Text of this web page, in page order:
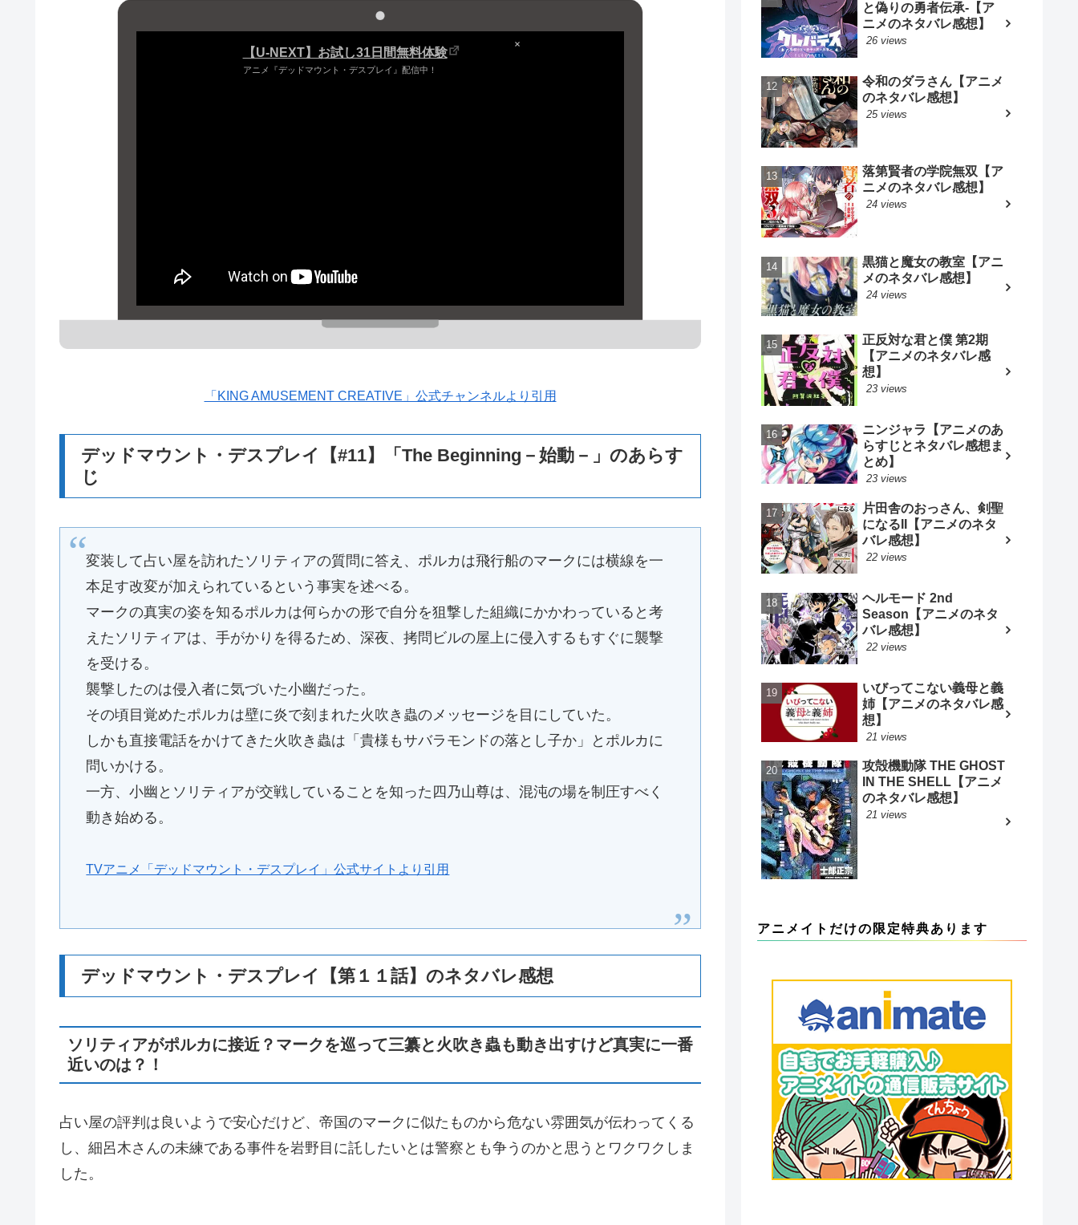
【U-NEXT】お試し31日間無料体験
アニメ『デッドマウント・デスプレイ』配信中！
「KING AMUSEMENT CREATIVE」公式チャンネルより引用
デッドマウント・デスプレイ【#11】「The Beginning－始動－」のあらす
じ
変装して占い屋を訪れたソリティアの質問に答え、ポルカは飛行船のマークには横線を一
本足す改変が加えられているという事実を述べる。
マークの真実の姿を知るポルカは何らかの形で自分を狙撃した組織にかかわっていると考
えたソリティアは、手がかりを得るため、深夜、拷問ビルの屋上に侵入するもすぐに襲撃
を受ける。
襲撃したのは侵入者に気づいた小幽だった。
その頃目覚めたポルカは壁に炎で刻まれた火吹き蟲のメッセージを目にしていた。
しかも直接電話をかけてきた火吹き蟲は「貴様もサバラモンドの落とし子か」とポルカに
問いかける。
一方、小幽とソリティアが交戦していることを知った四乃山尊は、混沌の場を制圧すべく
動き始める。
TVアニメ「デッドマウント・デスプレイ」公式サイトより引用
デッドマウント・デスプレイ【第１１話】のネタバレ感想
ソリティアがポルカに接近？マークを巡って三纂と火吹き蟲も動き出すけど真実に一番
近いのは？！
占い屋の評判は良いようで安心だけど、帝国のマークに似たものから危ない雰囲気が伝わってくる
し、細呂木さんの未練である事件を岩野目に託したいとは警察とも争うのかと思うとワクワクしま
した。
と偽りの勇者伝承-【ア
ニメのネタバレ感想】
26 views
令和のダラさん【アニメ
のネタバレ感想】
25 views
落第賢者の学院無双【ア
ニメのネタバレ感想】
24 views
黒猫と魔女の教室【アニ
メのネタバレ感想】
24 views
正反対な君と僕 第2期
【アニメのネタバレ感
想】
23 views
ニンジャラ【アニメのあ
らすじとネタバレ感想ま
とめ】
23 views
片田舎のおっさん、剣聖
になるII【アニメのネタ
バレ感想】
22 views
ヘルモード 2nd
Season【アニメのネタ
バレ感想】
22 views
いびってこない義母と義
姉【アニメのネタバレ感
想】
21 views
攻殻機動隊 THE GHOST
IN THE SHELL【アニメ
のネタバレ感想】
21 views
アニメイトだけの限定特典あります